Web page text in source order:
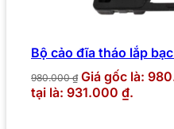
Bộ cảo đĩa tháo lắp
980.000₫ Giá gốc là:
tại là: 931.000 ₫.